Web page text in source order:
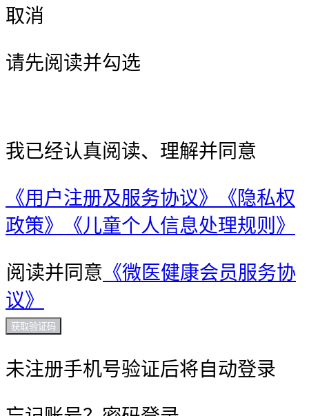
取消
请先阅读并勾选
我已经认真阅读、理解并同意
《用户注册及服务协议》
《隐私权
政策》
《儿童个人信息处理规则》
阅读并同意 《微医健康会员服务协
议》
获取验证码
未注册手机号验证后将自动登录